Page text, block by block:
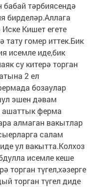
тәрбиясендә
бирделәр.Аллага
Кишет егете
тату гомер иттек.Бик
исемле иде,бик
су китерә торган
2 ел
бозаулар
эшен дәвам
ашаттык ферма
алмаган вакытлар
салам
ул вакытта.Колхоз
исемле кеше
торган түгел,хәзерге
торган түгел диде